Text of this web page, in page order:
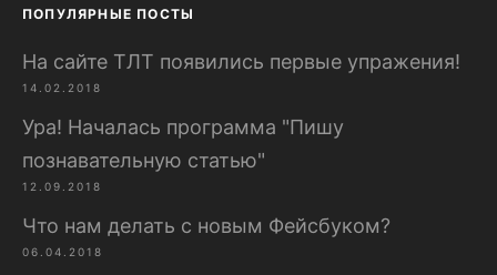
ПОПУЛЯРНЫЕ ПОСТЫ
На сайте ТЛТ появились первые упражения!
14.02.2018
Ура! Началась программа "Пишу
познавательную статью"
12.09.2018
Что нам делать с новым Фейсбуком?
06.04.2018